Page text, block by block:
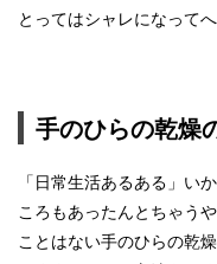
とってはシャレになってへ
手のひらの乾燥
「日常生活あるある」い
ころもあったんとちゃう
ことはない手のひらの乾